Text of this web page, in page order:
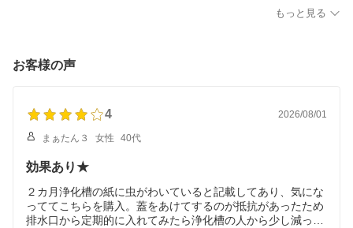
ノミ イエダニ マダニ ウ
ジ ボウフラ【第2類医薬
もっと見る
お客様の声
4 2026/08/01
まぁたん３ 女性 40代
効果あり★
２カ月浄化槽の紙に虫がわいていると記載してあり、気にな
っててこちらを購入。蓋をあけてするのが抵抗があったため
排水口から定期的に入れてみたら浄化槽の人から少し減って